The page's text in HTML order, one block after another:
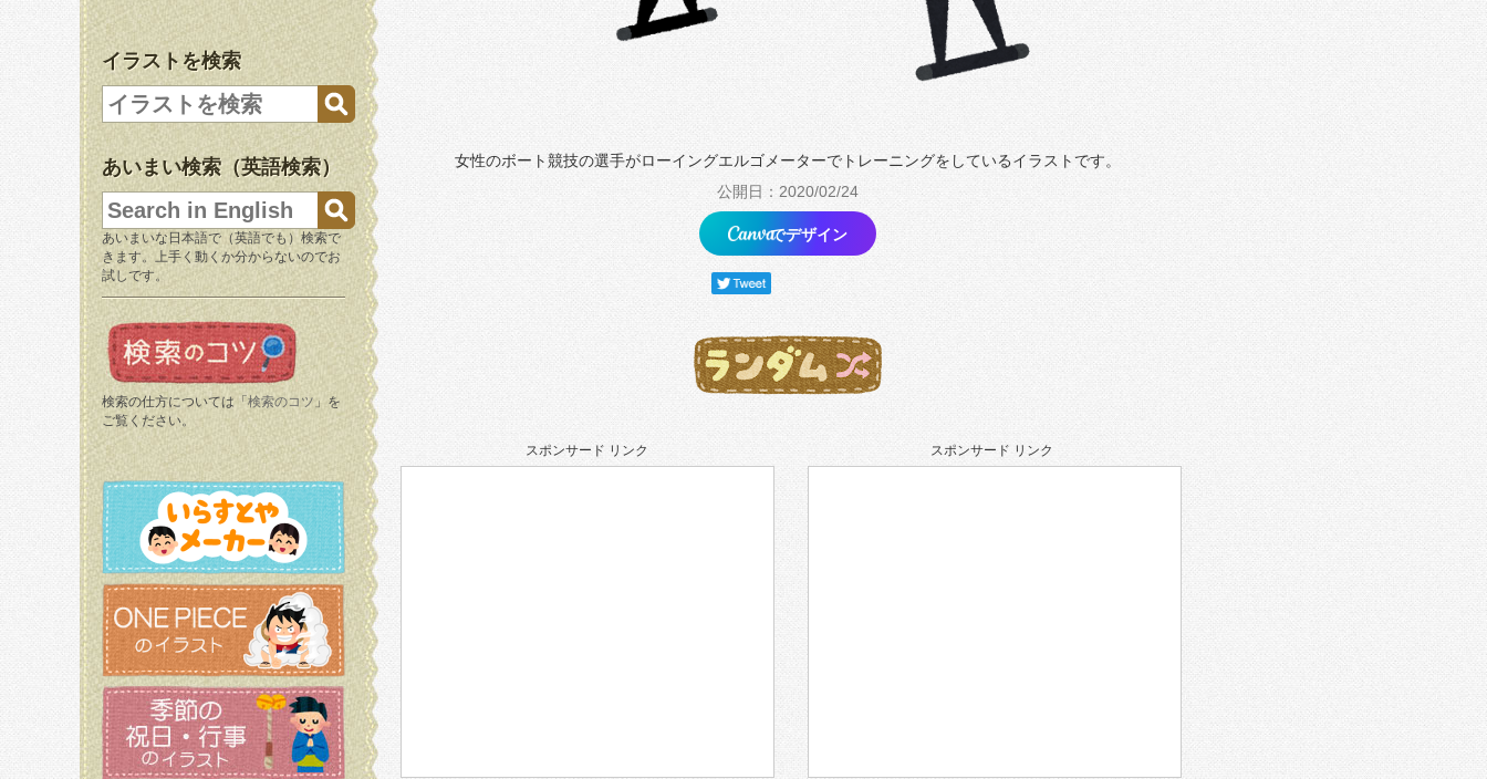
イラストを検索
あいまい検索（英語検索）
あいまいな日本語で（英語でも）検索で
きます。上手く動くか分からないのでお
試しです。
検索の仕方については「 検索のコツ 」を
ご覧ください。
女性のボート競技の選手がローイングエルゴメーターでトレーニングをしているイラストです。
公開日：2020/02/24
でデザイン
スポンサード リンク スポンサード リンク